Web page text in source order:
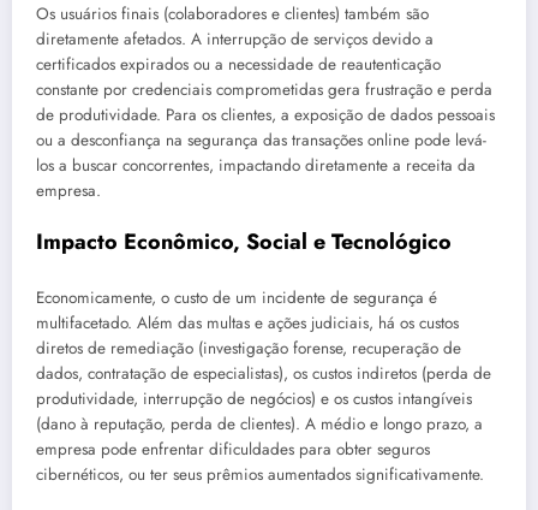
Os usuários finais (colaboradores e clientes) também são
diretamente afetados. A interrupção de serviços devido a
certificados expirados ou a necessidade de reautenticação
constante por credenciais comprometidas gera frustração e perda
de produtividade. Para os clientes, a exposição de dados pessoais
ou a desconfiança na segurança das transações online pode levá-
los a buscar concorrentes, impactando diretamente a receita da
empresa.
Impacto Econômico, Social e Tecnológico
Economicamente, o custo de um incidente de segurança é
multifacetado. Além das multas e ações judiciais, há os custos
diretos de remediação (investigação forense, recuperação de
dados, contratação de especialistas), os custos indiretos (perda de
produtividade, interrupção de negócios) e os custos intangíveis
(dano à reputação, perda de clientes). A médio e longo prazo, a
empresa pode enfrentar dificuldades para obter seguros
cibernéticos, ou ter seus prêmios aumentados significativamente.